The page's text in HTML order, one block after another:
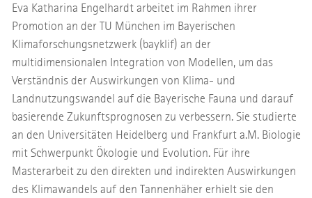
Eva Katharina Engelhardt arbeitet im Rahmen ihrer
Promotion an der TU München im Bayerischen
Klimaforschungsnetzwerk (bayklif) an der
multidimensionalen Integration von Modellen, um das
Verständnis der Auswirkungen von Klima- und
Landnutzungswandel auf die Bayerische Fauna und darauf
basierende Zukunftsprognosen zu verbessern. Sie studierte
an den Universitäten Heidelberg und Frankfurt a.M. Biologie
mit Schwerpunkt Ökologie und Evolution. Für ihre
Masterarbeit zu den direkten und indirekten Auswirkungen
des Klimawandels auf den Tannenhäher erhielt sie den